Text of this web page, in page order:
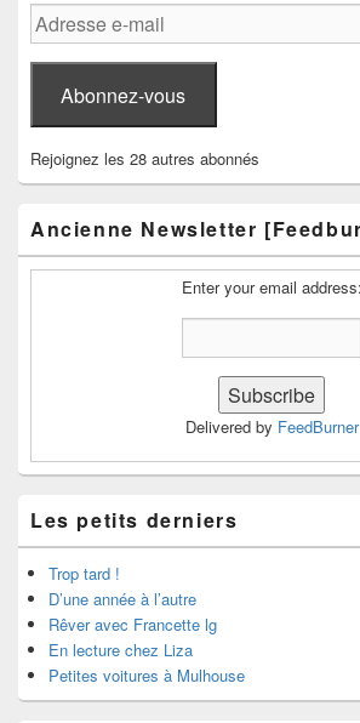
Adresse
e-
mail
Abonnez-vous
Rejoignez les 28 autres abonnés
Ancienne Newsletter
Enter your email address:
Delivered by FeedBurner
Les petits derniers
Trop tard !
D’une année à l’autre
Rêver avec Francette lg
En lecture chez Liza
Petites voitures à Mulhouse